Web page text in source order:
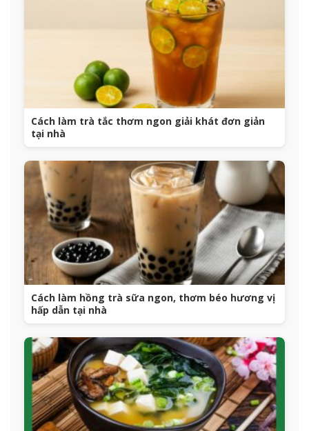
Cách làm trà tắc thơm ngon giải khát đơn giản
tại nhà
Cách làm hồng trà sữa ngon, thơm béo hương vị
hấp dẫn tại nhà